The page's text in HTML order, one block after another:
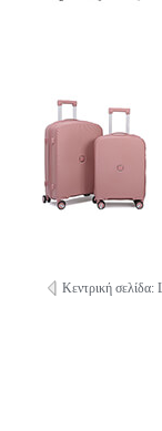
Κεντρική σελίδα: